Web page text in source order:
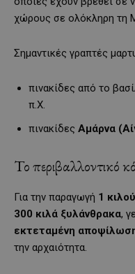
χώρους σε ολόκληρη τη
Σημαντικές γραπτές
πινακίδες από το
π.Χ.
πινακίδες Αμάρνα
Το περιβαλλοντικό
Για την παραγωγή 1
300 κιλά ξυλάνθρακα,
εκτεταμένη
την αρχαιότητα.